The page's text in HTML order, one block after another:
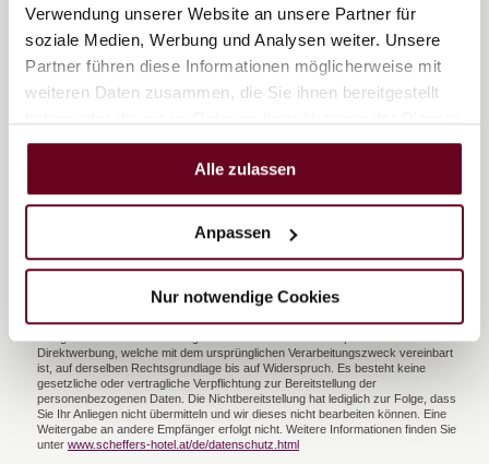
Verwendung unserer Website an unsere Partner für
soziale Medien, Werbung und Analysen weiter. Unsere
Partner führen diese Informationen möglicherweise mit
weiteren Daten zusammen, die Sie ihnen bereitgestellt
gesammelt haben.
Alle zulassen
Anpassen
Nur notwendige Cookies